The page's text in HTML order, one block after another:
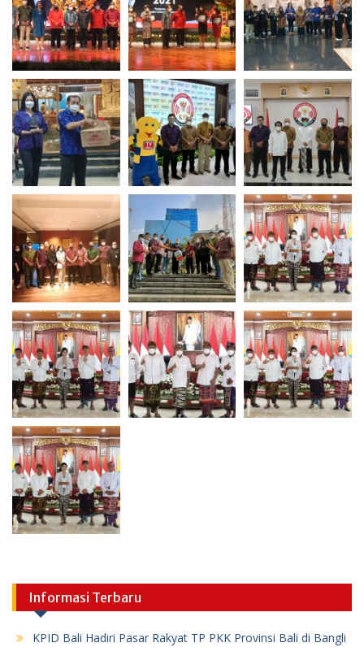
Informasi Terbaru
KPID Bali Hadiri Pasar Rakyat TP PKK Provinsi Bali di Bangli